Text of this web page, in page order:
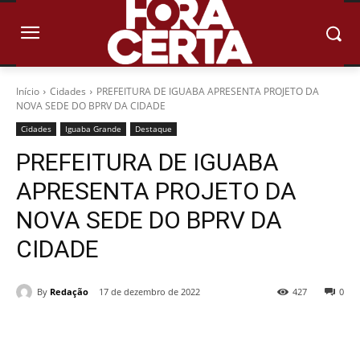
Início Cidades
PREFEITURA DE IGUABA APRESENTA PROJETO DA
NOVA SEDE DO BPRV DA CIDADE
Cidades Iguaba Grande Destaque
PREFEITURA DE IGUABA
APRESENTA PROJETO DA
NOVA SEDE DO BPRV DA
CIDADE
By Redação 17 de dezembro de 2022 0
427